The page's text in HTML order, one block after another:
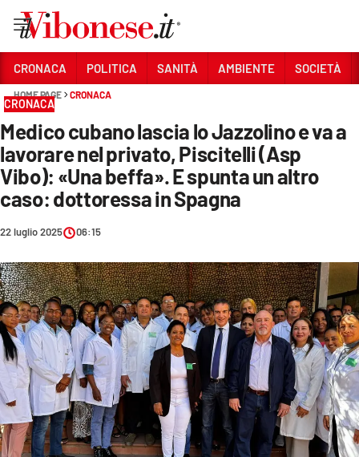
Sezioni
CRONACA
POLITICA
SANITÀ
AMBIENTE
SOCIETÀ
CULTURA
ECONOMIA E LAVORO
EVENTI
SPORT
Streaming
CRONACA POLITICA SANITÀ AMBIENTE SOCIETÀ
HOME PAGE CRONACA
CRONACA
Medico cubano lascia lo Jazzolino e va a
lavorare nel privato, Piscitelli (Asp
Vibo): «Una beffa». E spunta un altro
caso: dottoressa in Spagna
22 luglio 2025 06:15